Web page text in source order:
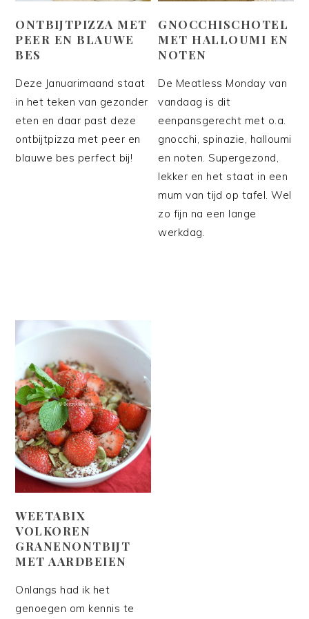
ONTBIJTPIZZA MET
PEER EN BLAUWE
BES
Deze Januarimaand staat
in het teken van gezonder
eten en daar past deze
ontbijtpizza met peer en
blauwe bes perfect bij!
GNOCCHISCHOTEL
MET HALLOUMI EN
NOTEN
De Meatless Monday van
vandaag is dit
eenpansgerecht met o.a.
gnocchi, spinazie, halloumi
en noten. Supergezond,
lekker en het staat in een
mum van tijd op tafel. Wel
zo fijn na een lange
werkdag.
WEETABIX
VOLKOREN
GRANENONTBIJT
MET AARDBEIEN
Onlangs had ik het
genoegen om kennis te